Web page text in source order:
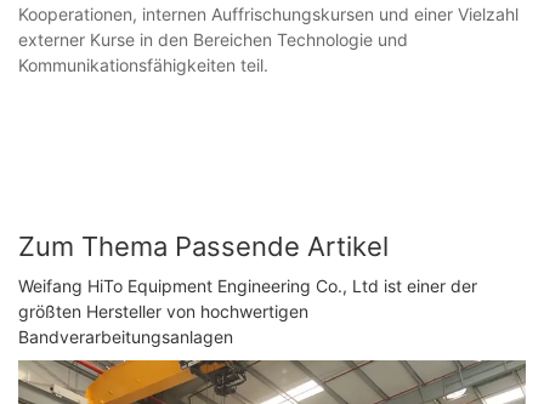
Kooperationen, internen Auffrischungskursen und einer Vielzahl
externer Kurse in den Bereichen Technologie und
Kommunikationsfähigkeiten teil.
Zum Thema Passende Artikel
Weifang HiTo Equipment Engineering Co., Ltd ist einer der
größten Hersteller von hochwertigen
Bandverarbeitungsanlagen